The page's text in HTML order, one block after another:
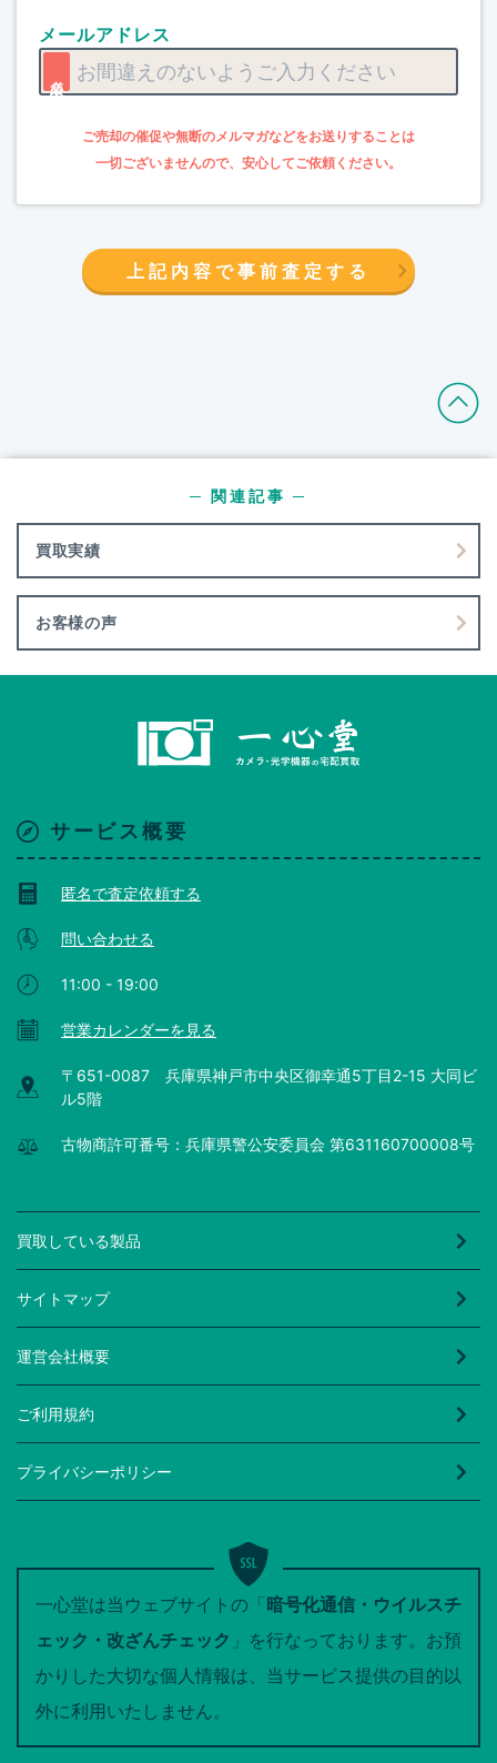
メールアドレス
上記内容で事前査定する
買取実績
─ 関連記事 ─
お客様の声
サービス概要
匿名で査定依頼する
問い合わせる
11:00 - 19:00
営業カレンダーを見る
〒651-0087 兵庫県神戸市中央区御幸通5丁目2-15 大同ビ
ル5階
古物商許可番号：兵庫県警公安委員会 第631160700008号
買取している製品
サイトマップ
運営会社概要
ご利用規約
プライバシーポリシー
一心堂は当ウェブサイトの「暗号化通信・ウイルスチ
ェック・改ざんチェック 」を行なっております。お預
かりした大切な個人情報は、当サービス提供の目的以
外に利用いたしません。